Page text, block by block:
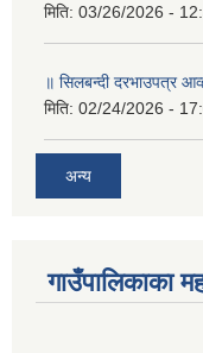
मिति: 03/26/2026 -
॥ सिलबन्दी दरभाउपत्र
मिति: 02/24/2026 -
अन्य
गाउँपालिकाका